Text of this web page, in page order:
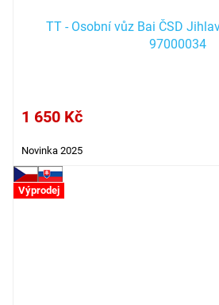
TT - Osobní vůz Bai ČSD
97000034
1 650 Kč
Novinka 2025
Výprodej